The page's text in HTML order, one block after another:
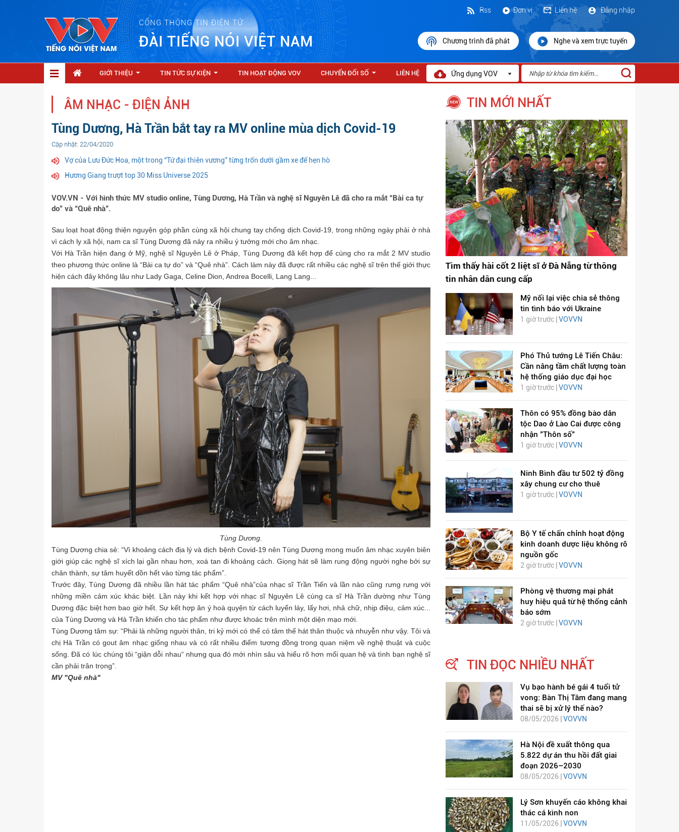
CỔNG THÔNG TIN ĐIỆN TỬ
ĐÀI TIẾNG NÓI VIỆT NAM
Đăng nhập
Liên hệ
Đơn vị
Rss
Chương trình đã phát Nghe và xem trực tuyến
GIỚI THIỆU TIN TỨC SỰ KIỆN TIN HOẠT ĐỘNG VOV CHUYỂN ĐỔI SỐ LIÊN HỆ Ứng dụng VOV
ÂM NHẠC - ĐIỆN ẢNH
Tùng Dương, Hà Trần bắt tay ra MV online mùa dịch Covid-19
Cập nhật: 22/04/2020
Vợ của Lưu Đức Hoa, một trong “Tứ đại thiên vương” từng trốn dưới gầm xe để hẹn hò
Hương Giang trượt top 30 Miss Universe 2025
VOV.VN - Với hình thức MV studio online, Tùng Dương, Hà Trần và nghệ sĩ Nguyên Lê đã cho ra mắt “Bài ca tự
do” và “Quê nhà”.
Sau loạt hoạt động thiện nguyện góp phần cùng xã hội chung tay chống dịch Covid-19, trong những ngày phải ở nhà
vì cách ly xã hội, nam ca sĩ Tùng Dương đã nảy ra nhiều ý tưởng mới cho âm nhạc.
Với Hà Trần hiện đang ở Mỹ, nghệ sĩ Nguyên Lê ở Pháp, Tùng Dương đã kết hợp để cùng cho ra mắt 2 MV studio
theo phương thức online là “Bài ca tự do” và “Quê nhà”. Cách làm này đã được rất nhiều các nghệ sĩ trên thế giới thực
hiện cách đây không lâu như Lady Gaga, Celine Dion, Andrea Bocelli, Lang Lang...
Tùng Dương.
Tùng Dương chia sẻ: “Vì khoảng cách địa lý và dịch bệnh Covid-19 nên Tùng Dương mong muốn âm nhạc xuyên biên
giới giúp các nghệ sĩ xích lại gần nhau hơn, xoá tan đi khoảng cách. Giọng hát sẽ làm rung động người nghe bởi sự
chân thành, sự tâm huyết dồn hết vào từng tác phẩm”.
Trước đây, Tùng Dương đã nhiều lần hát tác phẩm “Quê nhà”của nhạc sĩ Trần Tiến và lần nào cũng rưng rưng với
những miền cảm xúc khác biệt. Lần này khi kết hợp với nhạc sĩ Nguyên Lê cùng ca sĩ Hà Trần dường như Tùng
Dương đặc biệt hơn bao giờ hết. Sự kết hợp ăn ý hoà quyện từ cách luyến láy, lấy hơi, nhả chữ, nhịp điệu, cảm xúc...
của Tùng Dương và Hà Trần khiến cho tác phẩm như được khoác trên mình một diện mạo mới.
Tùng Dương tâm sự: “Phải là những người thân, tri kỷ mới có thể có tâm thế hát thân thuộc và nhuyễn như vậy. Tôi và
chị Hà Trần có gout âm nhạc giống nhau và có rất nhiều điểm tương đồng trong quan niệm về nghệ thuật và cuộc
sống. Đã có lúc chúng tôi “giận dỗi nhau“ nhưng qua đó mới nhìn sâu và hiểu rõ hơn mối quan hệ và tình bạn nghệ sĩ
cần phải trân trọng”.
MV "Quê nhà"
TIN MỚI NHẤT
Tìm thấy hài cốt 2 liệt sĩ ở Đà Nẵng từ thông
tin nhân dân cung cấp
Mỹ nối lại việc chia sẻ thông
tin tình báo với Ukraine
1 giờ trước | VOVVN
Phó Thủ tướng Lê Tiến Châu:
Cần nâng tầm chất lượng toàn
hệ thống giáo dục đại học
1 giờ trước | VOVVN
Thôn có 95% đồng bào dân
tộc Dao ở Lào Cai được công
nhận "Thôn số"
1 giờ trước | VOVVN
Ninh Bình đầu tư 502 tỷ đồng
xây chung cư cho thuê
1 giờ trước | VOVVN
Bộ Y tế chấn chỉnh hoạt động
kinh doanh dược liệu không rõ
nguồn gốc
2 giờ trước | VOVVN
Phòng vệ thương mại phát
huy hiệu quả từ hệ thống cảnh
báo sớm
2 giờ trước | VOVVN
TIN ĐỌC NHIỀU NHẤT
Vụ bạo hành bé gái 4 tuổi tử
vong: Bàn Thị Tâm đang mang
thai sẽ bị xử lý thế nào?
08/05/2026 | VOVVN
Hà Nội đề xuất thông qua
5.822 dự án thu hồi đất giai
đoạn 2026–2030
08/05/2026 | VOVVN
Lý Sơn khuyến cáo không khai
thác cá kình non
11/05/2026 | VOVVN